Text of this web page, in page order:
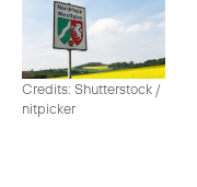
Credits: Shutterstock /
nitpicker